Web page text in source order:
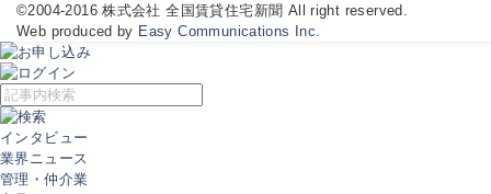
©2004-2016 株式会社 全国賃貸住宅新聞 All right reserved.
Web produced by Easy Communications Inc.
インタビュー
業界ニュース
管理・仲介業